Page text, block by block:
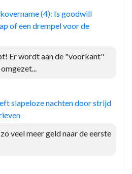
(4): Is goodwill
of een drempel voor de
Er wordt aan de "voorkant"
slapeloze nachten door strijd
veel meer geld naar de eerste